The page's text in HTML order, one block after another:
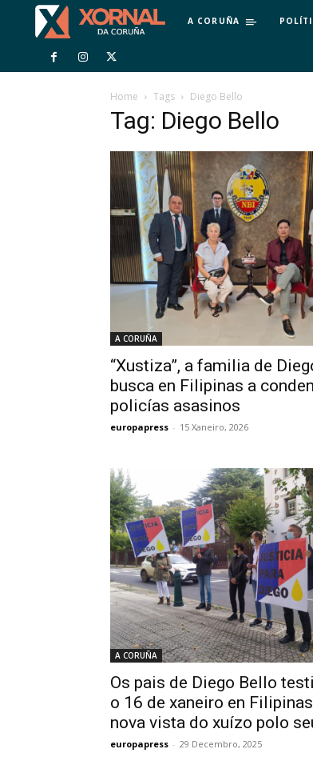
A CORUÑA
Home Tags Diego Bello
Tag: Diego Bello
A CORUÑA
“Xustiza”, a familia de
busca en Filipinas a
policías asasinos
europapress - 15 Xaneiro, 2026
A CORUÑA
Os pais de Diego Bello
o 16 de xaneiro en
nova vista do xuízo polo
europapress - 29 Decembro, 2025